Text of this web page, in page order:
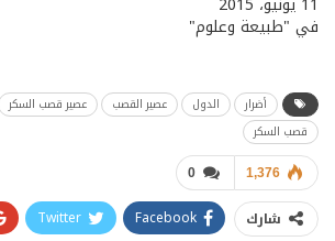
في "طبيعة وعلوم"
أضرار الدول عصير القصب عصير قصب السكر
قصب السكر
0 1,376
شارك Facebook
Twitter